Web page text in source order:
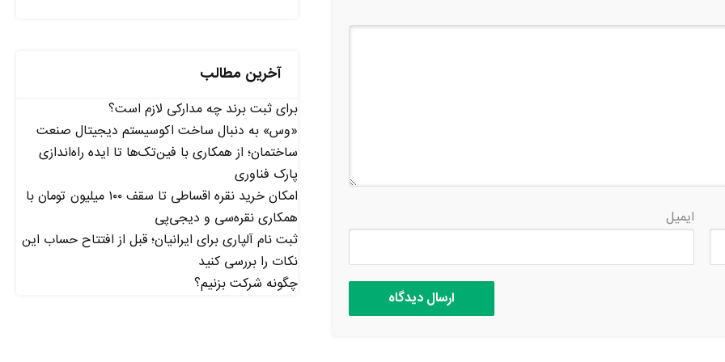
ایمیل
آخرین مطالب
برای ثبت برند چه مدارکی لازم است؟
«وس» به دنبال ساخت اکوسیستم دیجیتال صنعت
ساختمان؛ از همکاری با فین‌تک‌ها تا ایده راه‌اندازی
پارک فناوری
امکان خرید نقره اقساطی تا سقف ۱۰۰ میلیون تومان با
همکاری نقره‌سی و دیجی‌پی
ثبت نام آلپاری برای ایرانیان؛ قبل از افتتاح حساب این
نکات را بررسی کنید
چگونه شرکت بزنیم؟